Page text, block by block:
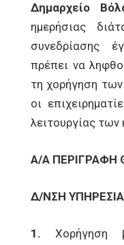
Δημαρχείο
ημερήσιας
συνεδρίασης
πρέπει να
τη χορήγηση
οι
λειτουργίας
Α/Α ΠΕΡΙΓΡΑΦΗ
Δ/ΝΣΗ
1. Χορήγηση